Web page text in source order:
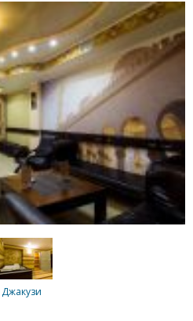
Джакузи